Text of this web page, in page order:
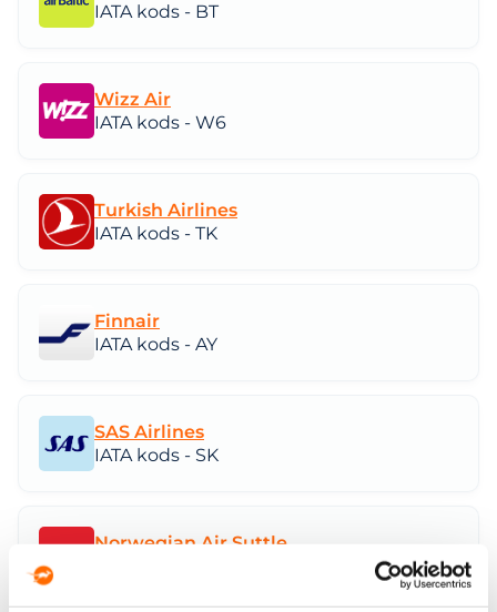
IATA kods - BT
Wizz Air
IATA kods - W6
Turkish Airlines
IATA kods - TK
Finnair
IATA kods - AY
SAS Airlines
IATA kods - SK
Norwegian Air Suttle